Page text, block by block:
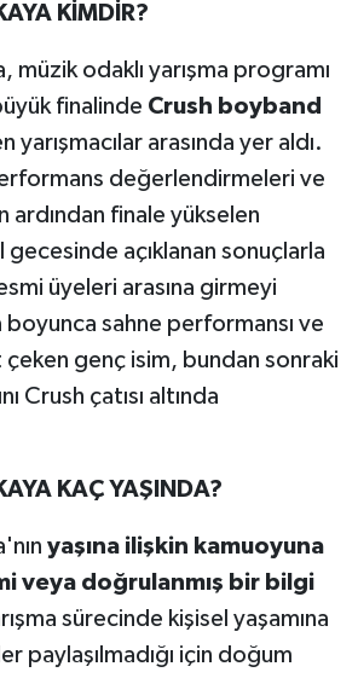
KİMDİR?
müzik odaklı yarışma programı
finalinde Crush boyband
yarışmacılar arasında yer aldı.
değerlendirmeleri ve
ardından finale yükselen
gecesinde açıklanan sonuçlarla
üyeleri arasına girmeyi
boyunca sahne performansı ve
genç isim, bundan sonraki
Crush çatısı altında
KAÇ YAŞINDA?
yaşına ilişkin kamuoyuna
veya doğrulanmış bir bilgi
sürecinde kişisel yaşamına
paylaşılmadığı için doğum